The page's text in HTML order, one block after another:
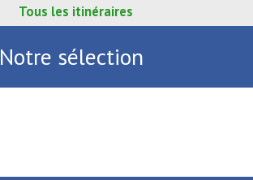
Tous les itinéraires
Notre sélection